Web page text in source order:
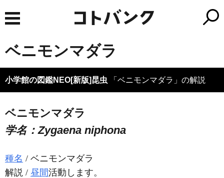
ベニモンマダラ
小学館の図鑑NEO[新版]昆虫 「ベニモンマダラ」の解説
ベニモンマダラ
学名：Zygaena niphona
種名 / ベニモンマダラ
解説 / 昼間活動します。